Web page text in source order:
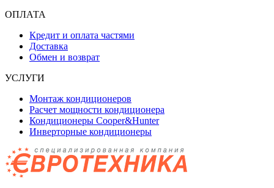
ОПЛАТА
Кредит и оплата частями
Доставка
Обмен и возврат
УСЛУГИ
Монтаж кондиционеров
Расчет мощности кондиционера
Кондиционеры Cooper&Hunter
Инверторные кондиционеры